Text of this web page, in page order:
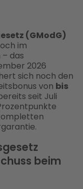
(GModG)
im
das
2026
sich noch den
von bis
seit Juli
beim